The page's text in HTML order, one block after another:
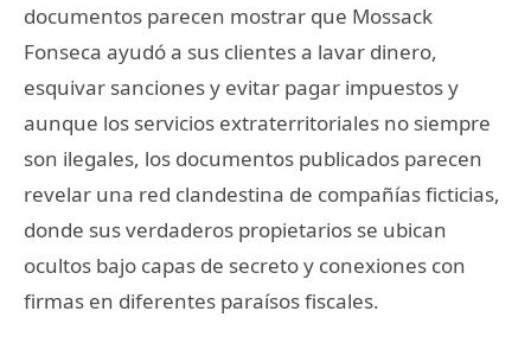
documentos parecen mostrar que Mossack
Fonseca ayudó a sus clientes a lavar dinero,
esquivar sanciones y evitar pagar impuestos y
aunque los servicios extraterritoriales no siempre
son ilegales, los documentos publicados parecen
revelar una red clandestina de compañías ficticias,
donde sus verdaderos propietarios se ubican
ocultos bajo capas de secreto y conexiones con
firmas en diferentes paraísos fiscales.